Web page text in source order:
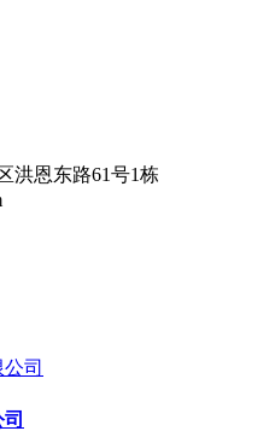
洪恩东路61号1栋